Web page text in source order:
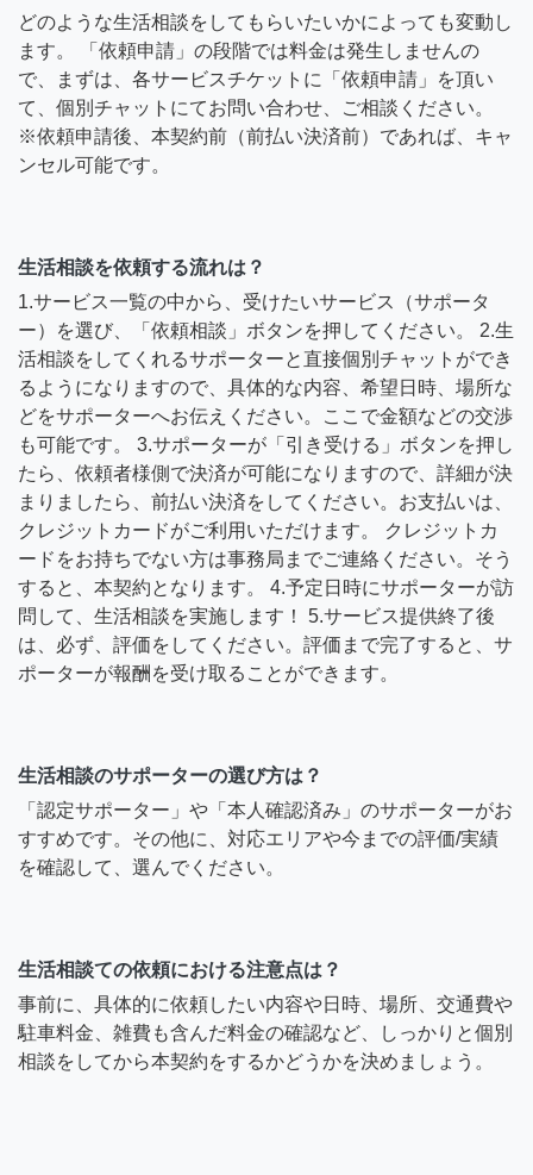
どのような生活相談をしてもらいたいかによっても変動し
ます。 「依頼申請」の段階では料金は発生しませんの
で、まずは、各サービスチケットに「依頼申請」を頂い
て、個別チャットにてお問い合わせ、ご相談ください。
※依頼申請後、本契約前（前払い決済前）であれば、キャ
ンセル可能です。
生活相談を依頼する流れは？
1.サービス一覧の中から、受けたいサービス（サポータ
ー）を選び、「依頼相談」ボタンを押してください。 2.生
活相談をしてくれるサポーターと直接個別チャットができ
るようになりますので、具体的な内容、希望日時、場所な
どをサポーターへお伝えください。ここで金額などの交渉
も可能です。 3.サポーターが「引き受ける」ボタンを押し
たら、依頼者様側で決済が可能になりますので、詳細が決
まりましたら、前払い決済をしてください。お支払いは、
クレジットカードがご利用いただけます。 クレジットカ
ードをお持ちでない方は事務局までご連絡ください。そう
すると、本契約となります。 4.予定日時にサポーターが訪
問して、生活相談を実施します！ 5.サービス提供終了後
は、必ず、評価をしてください。評価まで完了すると、サ
ポーターが報酬を受け取ることができます。
生活相談のサポーターの選び方は？
「認定サポーター」や「本人確認済み」のサポーターがお
すすめです。その他に、対応エリアや今までの評価/実績
を確認して、選んでください。
生活相談ての依頼における注意点は？
事前に、具体的に依頼したい内容や日時、場所、交通費や
駐車料金、雑費も含んだ料金の確認など、しっかりと個別
相談をしてから本契約をするかどうかを決めましょう。